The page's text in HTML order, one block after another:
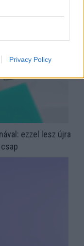
Privacy Policy
ezzel lesz újra